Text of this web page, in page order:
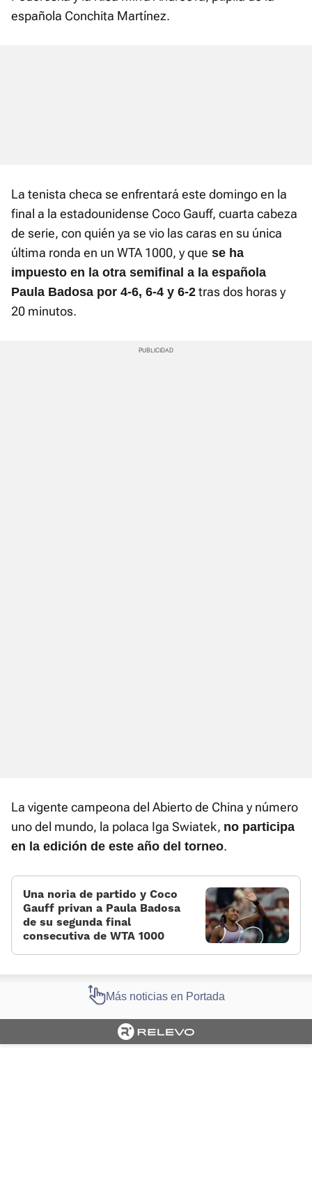
española Conchita Martínez.
La tenista checa se enfrentará este domingo en la
final a la estadounidense Coco Gauff, cuarta cabeza
de serie, con quién ya se vio las caras en su única
última ronda en un WTA 1000, y que se ha
impuesto en la otra semifinal a la española
Paula Badosa por 4-6, 6-4 y 6-2 tras dos horas y
20 minutos.
La vigente campeona del Abierto de China y número
uno del mundo, la polaca Iga Swiatek, no participa
en la edición de este año del torneo.
Una noria de partido y Coco
Gauff privan a Paula Badosa
de su segunda final
consecutiva de WTA 1000
Más noticias en Portada